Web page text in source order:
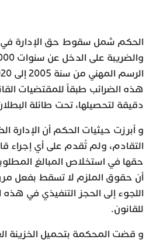
الحكم شمل سقوط حق الإدارة في
هذه الضرائب طبقاً للمقتضيات
دقيقة لتحصيلها، تحت طائلة
و أبرزت حيثيات الحكم أن الإدارة
التقادم، ولم تُقدم على أي إجراء
حقها في استخلاص المبالغ
أن حقوق الملزم لا تسقط بفعل
اللجوء إلى الحجز التنفيذي في هذه
للقانون.
و قضت المحكمة بتحميل الخزينة